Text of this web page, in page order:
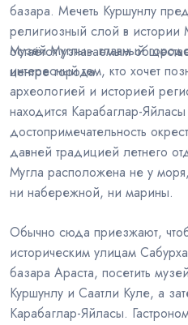
базара. Мечеть Куршунлу
религиозный слой в истории
остаётся узнаваемым
центре города.
Музей Муглы - главный
интересный тем, кто хочет
археологией и историей
находится Карабаглар-
достопримечательность
давней традицией летнего
Мугла расположена не у
ни набережной, ни марины.
Обычно сюда приезжают,
историческим улицам
базара Араста, посетить
Куршунлу и Саатли Куле, а
Карабаглар-Яйласы.